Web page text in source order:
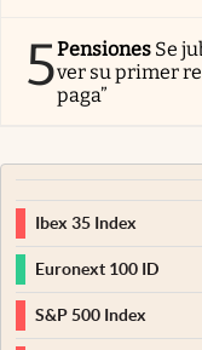
5Pensiones Se
ver su primer
paga”
Ibex 35 Index
Euronext 100 ID
S&P 500 Index